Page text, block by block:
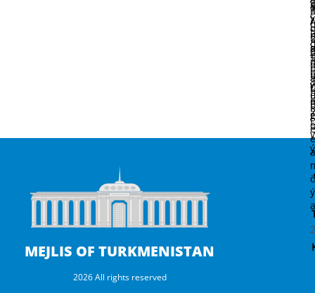
MEJLIS OF TURKMENISTAN
2026 All rights reserved